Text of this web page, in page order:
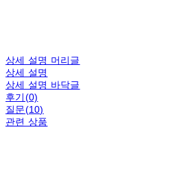
상세 설명 머리글
상세 설명
상세 설명 바닥글
후기(0)
질문(10)
관련 상품